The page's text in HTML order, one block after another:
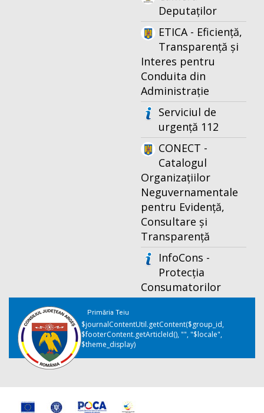
Deputaților
ETICA - Eficiență,
Transparență și
Interes pentru
Conduita din
Administrație
Serviciul de
urgență 112
CONECT -
Catalogul
Organizațiilor
Neguvernamentale
pentru Evidență,
Consultare și
Transparență
InfoCons -
Protecția
Consumatorilor
Primăria Teiu
$journalContentUtil.getContent($group_id,
$footerContent.getArticleId(), "", "$locale",
$theme_display)